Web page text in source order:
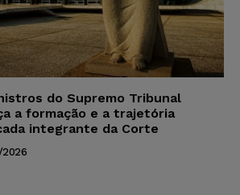
do Supremo Tribunal
a formação e a trajetória
integrante da Corte